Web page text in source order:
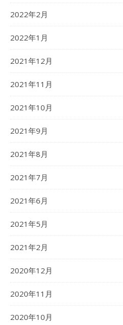
2022年2月
2022年1月
2021年12月
2021年11月
2021年10月
2021年9月
2021年8月
2021年7月
2021年6月
2021年5月
2021年2月
2020年12月
2020年11月
2020年10月